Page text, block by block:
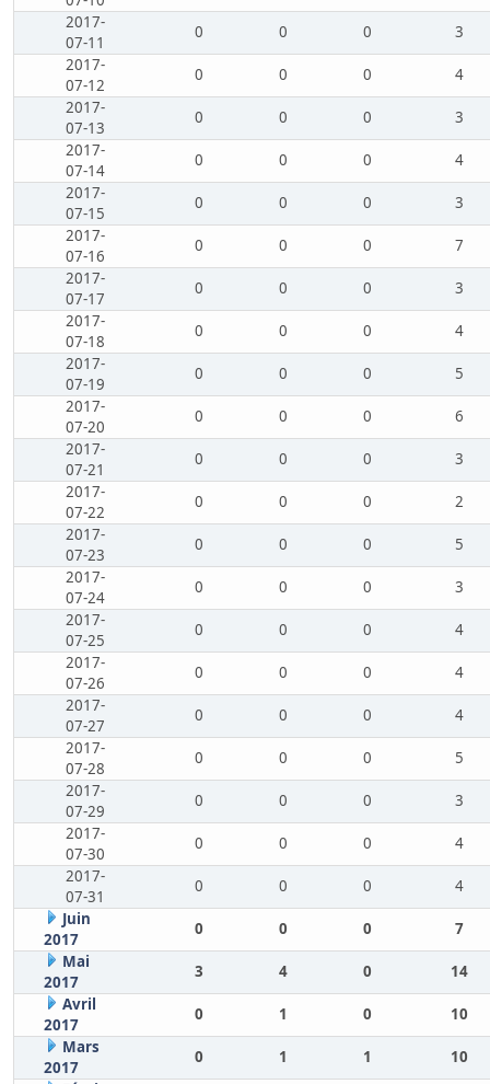
2017-
07-11
0 0 0
3
2017-
07-12
0 0 0
4
2017-
07-13
0 0 0
3
2017-
07-14
0 0 0
4
2017-
07-15
0 0 0
3
2017-
07-16
0 0 0
7
2017-
07-17
0 0 0
3
2017-
07-18
0 0 0
4
2017-
07-19
0 0 0
5
2017-
07-20
0 0 0
6
2017-
07-21
0 0 0
3
2017-
07-22
0 0 0
2
2017-
07-23
0 0 0
5
2017-
07-24
0 0 0
3
2017-
07-25
0 0 0
4
2017-
07-26
0 0 0
4
2017-
07-27
0 0 0
4
2017-
07-28
0 0 0
5
2017-
07-29
0 0 0
3
2017-
07-30
0 0 0
4
2017-
07-31
0 0 0
4
Juin
2017
0 0 0
7
Mai
2017
3 4 0
14
Avril
2017
0 1 0
10
Mars
2017
0 1 1
10